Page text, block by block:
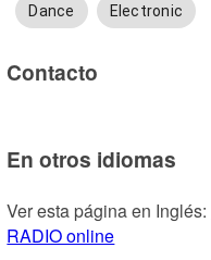
Dance Electronic
Contacto
En otros idiomas
Ver esta página en Inglés:
RADIO online